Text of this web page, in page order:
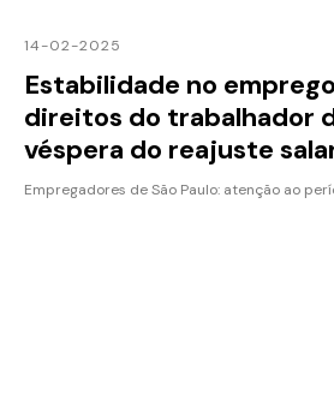
14-02-2025
Estabilidade no
direitos do trabalhador
véspera do reajuste
Empregadores de São Paulo: atenção ao